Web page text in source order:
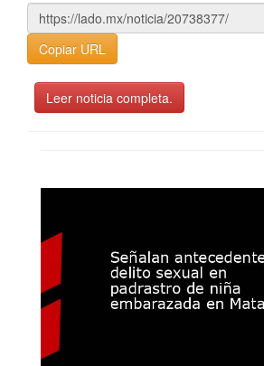
Copiar URL
Leer noticia completa.